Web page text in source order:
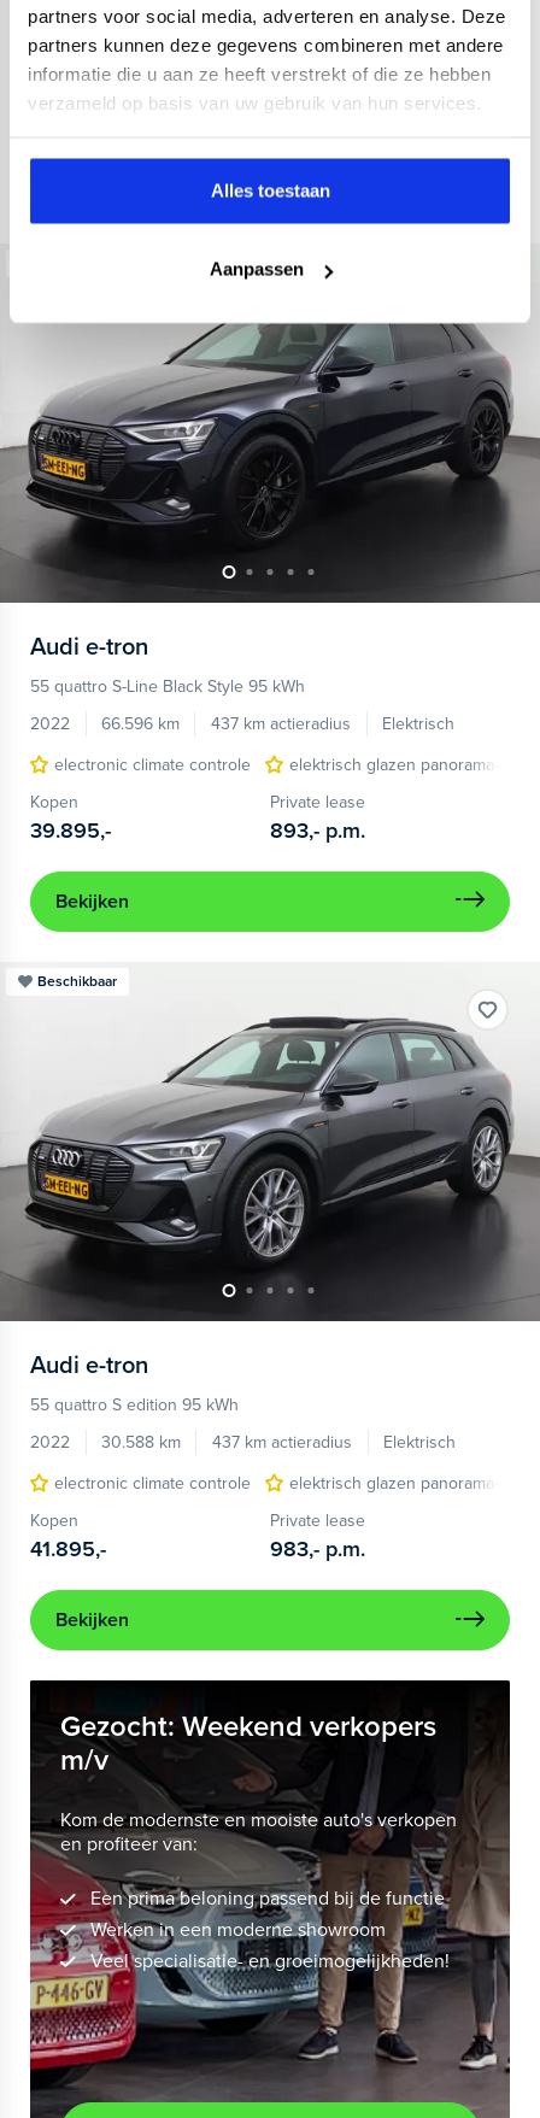
partners voor social media, adverteren en analyse. Deze
partners kunnen deze gegevens combineren met andere
informatie die u aan ze heeft verstrekt of die ze hebben
verzameld op basis van uw gebruik van hun services.
Alles toestaan
Aanpassen
34.998 km 437 km actieradius
Elektrisch
electronic climate controle
elektrisch glazen panorama-dak
Kopen
36.895,-
Private lease
793,- p.m.
Audi e-tron
55 quattro S-Line Black Style 95 kWh
2022
66.596 km 437 km actieradius
Elektrisch
electronic climate controle
elektrisch glazen panorama-dak
Kopen
39.895,-
Private lease
893,- p.m.
Bekijken
Beschikbaar
Audi e-tron
55 quattro S edition 95 kWh
2022
30.588 km 437 km actieradius
Elektrisch
electronic climate controle
elektrisch glazen panorama-dak
Kopen
41.895,-
Private lease
983,- p.m.
Bekijken
Gezocht: Weekend verkopers
m/v
Kom de modernste en mooiste auto's verkopen
en profiteer van:
Een prima beloning passend bij de functie
Werken in een moderne showroom
Veel specialisatie- en groeimogelijkheden!